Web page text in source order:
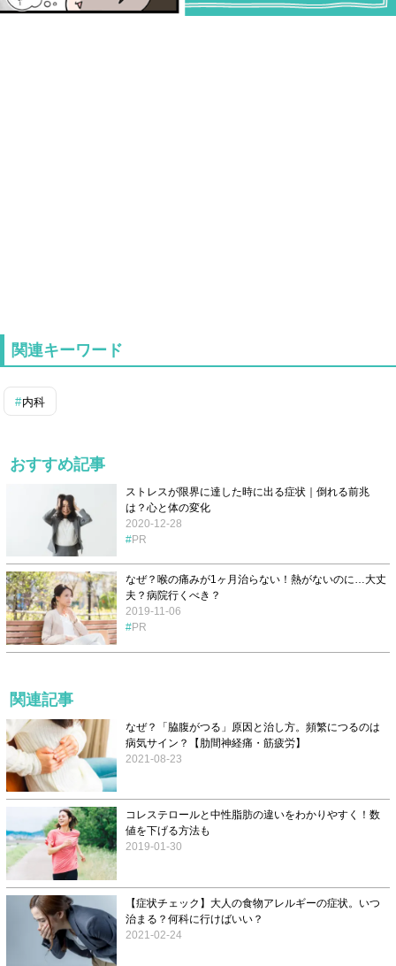
関連キーワード
内科
おすすめ記事
ストレスが限界に達した時に出る症状｜倒れる前兆
は？心と体の変化
2020-12-28
PR
なぜ？喉の痛みが1ヶ月治らない！熱がないのに…大丈
夫？病院行くべき？
2019-11-06
PR
関連記事
なぜ？「脇腹がつる」原因と治し方。頻繁につるのは
病気サイン？【肋間神経痛・筋疲労】
2021-08-23
コレステロールと中性脂肪の違いをわかりやすく！数
値を下げる方法も
2019-01-30
【症状チェック】大人の食物アレルギーの症状。いつ
治まる？何科に行けばいい？
2021-02-24